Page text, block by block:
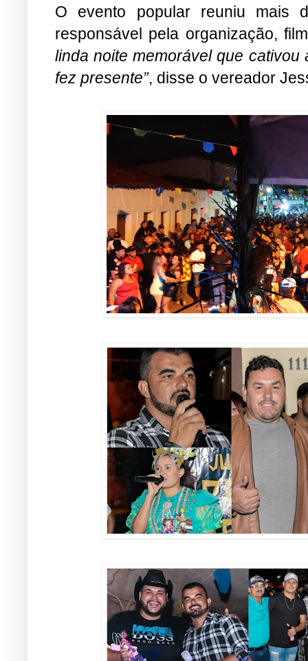
O evento popular reuniu mais
responsável pela organização,
linda noite memorável que
fez presente”, disse o vereador